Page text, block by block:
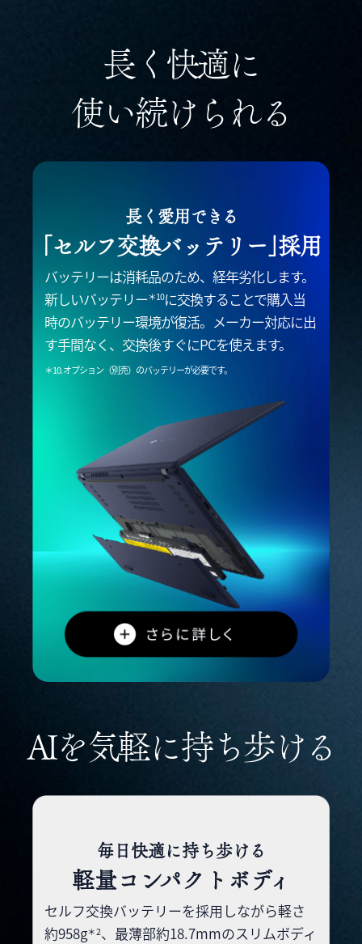
長く快適に
使い続けられる
長く愛用できる
｢セルフ交換バッテリー｣採用
バッテリーは消耗品のため、経年劣化します。
新しいバッテリー＊10に交換することで購入当
時のバッテリー環境が復活。メーカー対応に出
す手間なく、交換後すぐにPCを使えます。
＊10. オプション（別売）のバッテリーが必要です。
AIを気軽に持ち歩ける
毎日快適に持ち歩ける
軽量コンパクトボディ
セルフ交換バッテリーを採用しながら軽さ
約958g＊2、 最薄部約18.7mmのスリムボディ